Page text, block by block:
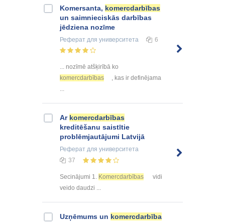
Komersanta, komercdarbības
un saimnieciskās darbības
jēdziena nozīme
Реферат для университета 6
... nozīmē atšķirībā ko
komercdarbības
, kas ir definējama
...
Ar komercdarbības
kreditēšanu saistītie
problēmjautājumi Latvijā
Реферат для университета
37
Secinājumi 1. Komercdarbības
vidi
veido daudzi ...
Uzņēmums un komercdarbība